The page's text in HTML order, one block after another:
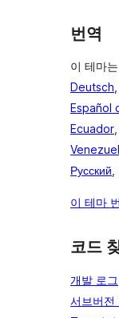
번역
이 테마
Deutsch,
Español
Ecuador,
Русский,
이 테마
코드
개발 로그
서브버전